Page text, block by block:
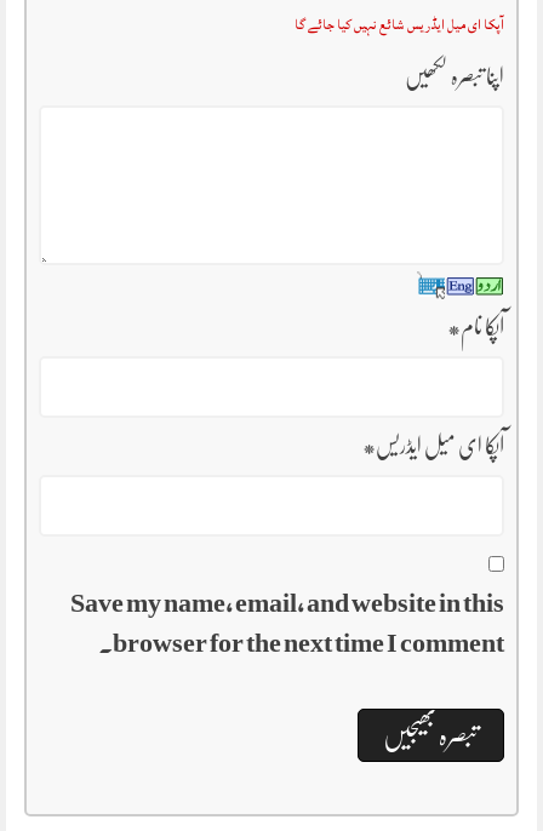
آپکا ای میل ایڈریس شائع نہیں کیا جائے گا
اپنا تبصرہ لکھیں
آپکا نام*
آپکا ای میل ایڈریس*
Save my name, email, and website in this
browser for the next time I comment.